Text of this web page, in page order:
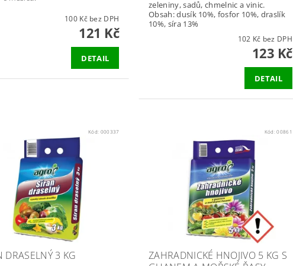
100 Kč bez DPH
121 Kč
DETAIL
zeleniny, sadů, chmelnic a vinic.
Obsah: dusík 10%, fosfor 10%, draslík
10%, síra 13%
102 Kč bez DPH
123 Kč
DETAIL
Kód: 000337
DRASELNÝ 3 KG
Kód:00861
ZAHRADNICKÉ HNOJIVO 5 KG S